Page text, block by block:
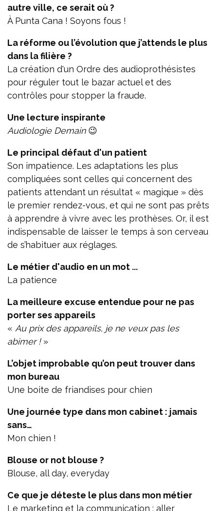
autre ville, ce serait où ?
À Punta Cana ! Soyons fous !
La réforme ou l’évolution que j’attends le plus
dans la filière ?
La création d'un Ordre des audioprothésistes
pour réguler tout le bazar actuel et des
contrôles pour stopper la fraude.
Une lecture inspirante
Audiologie Demain 😉
Le principal défaut d'un patient
Son impatience. Les adaptations les plus
compliquées sont celles qui concernent des
patients attendant un résultat « magique » dès
le premier rendez-vous, et qui ne sont pas prêts
à apprendre à vivre avec les prothèses. Or, il est
indispensable de laisser le temps à son cerveau
de s’habituer aux réglages.
Le métier d'audio en un mot ...
La patience
La meilleure excuse entendue pour ne pas
porter ses appareils
« Au prix des appareils, je ne veux pas les
abimer !»
L’objet improbable qu’on peut trouver dans
mon bureau
Une boite de friandises pour chien
Une journée type dans mon cabinet : jamais
sans…
Mon chien !
Blouse or not blouse ?
Blouse, all day, everyday
Ce que je déteste le plus dans mon métier
Le marketing et la communication : aller